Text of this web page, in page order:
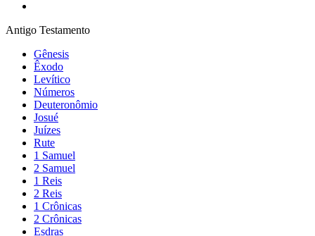
Antigo Testamento
Gênesis
Êxodo
Levítico
Números
Deuteronômio
Josué
Juízes
Rute
1 Samuel
2 Samuel
1 Reis
2 Reis
1 Crônicas
2 Crônicas
Esdras